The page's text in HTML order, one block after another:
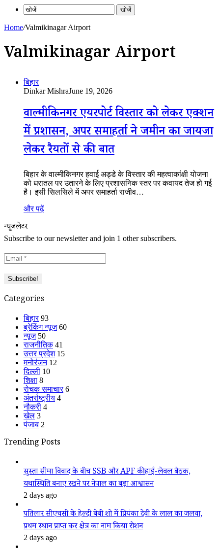
खोजें
Home/Valmikinagar Airport
Valmikinagar Airport
बिहार
Dinkar MishraJune 19, 2026
वाल्मीकिनगर एयरपोर्ट विस्तार को लेकर एक्शन
में प्रशासन, अपर समाहर्ता ने जमीन का जायजा
लेकर रैयतों से की बात
बिहार के वाल्मीकिनगर हवाई अड्डे के विस्तार की महत्वाकांक्षी योजना
को धरातल पर उतारने के लिए प्रशासनिक स्तर पर कवायद तेज हो गई
है। इसी सिलसिले में अपर समाहर्ता राजीव…
और पढ़ें
न्यूजलेटर
Subscribe to our newsletter and join 1 other subscribers.
Categories
बिहार 93
ब्रेकिंग न्यूज 60
न्यूज 50
राजनीतिक 41
उत्तर प्रदेश 15
मनोरंजन 12
दिल्ली 10
शिक्षा 8
रोचक समाचार 6
अंतर्राष्ट्रीय 4
नौकरी 4
खेल 3
पंजाब 2
Trending Posts
सुस्ता सीमा विवाद के बीच SSB और APF की हाई-लेवल बैठक,
यथास्थिति बनाए रखने पर नेपाल का बड़ा आश्वासन
2 days ago
पतिलार सीएचसी के हेल्दी बेबी शो में प्रियंका देवी के लाल का जलवा,
प्रथम स्थान प्राप्त कर क्षेत्र का नाम किया रोशन
2 days ago